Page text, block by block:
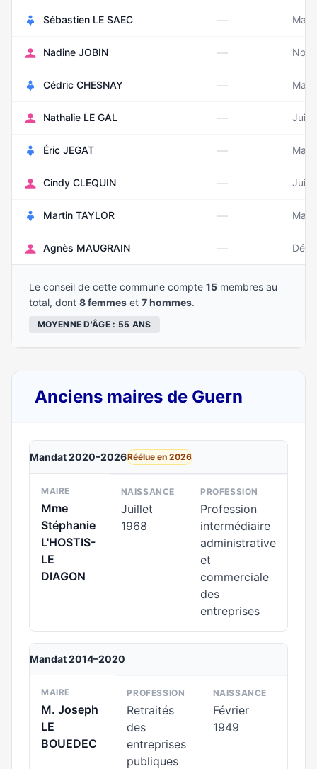
Sébastien LE SAEC —
Nadine JOBIN —
Cédric CHESNAY —
Nathalie LE GAL — Juin
Éric JEGAT — Mai
Cindy CLEQUIN —
Martin TAYLOR —
Agnès MAUGRAIN —
Le conseil de cette commune compte 15 membres au
total, dont 8 femmes et 7 hommes.
MOYENNE D'ÂGE : 55 ANS
Anciens maires de Guern
Mandat 2020–2026Réélue en 2026
MAIRE
Mme
Stéphanie
L'HOSTIS-
LE
DIAGON
NAISSANCE
Juillet
1968
PROFESSION
Profession
intermédiaire
administrative
et
commerciale
des
entreprises
Mandat 2014–2020
MAIRE
M. Joseph
LE
BOUEDEC
PROFESSION
Retraités
des
entreprises
publiques
NAISSANCE
Février
1949